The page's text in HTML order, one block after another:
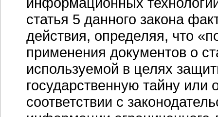
статья 5 данного закона
действия, определяя, что
применения документов о
используемой в целях
государственную тайну
соответствии с